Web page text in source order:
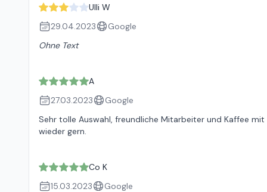
Ulli W
29.04.2023
Google
Ohne Text
A
27.03.2023
Google
Sehr tolle Auswahl, freundliche Mitarbeiter und Kaffee
wieder gern.
Co K
15.03.2023
Google